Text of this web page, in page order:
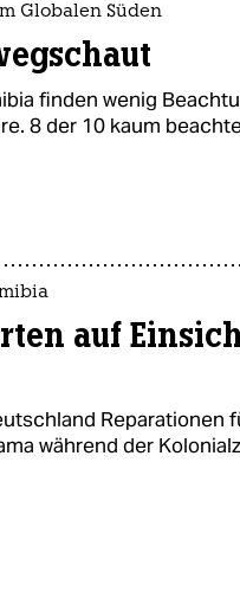
Globalen Süden
finden wenig
8 der 10 kaum
auf
Reparationen
während der